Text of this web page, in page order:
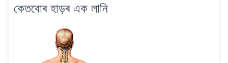
কেতবোৰ হাড়ৰ এক লানি